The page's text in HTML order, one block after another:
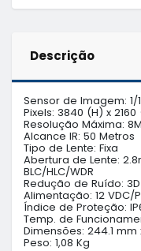
Descrição
Sensor de Imagem: 1/
Pixels: 3840 (H) x 2160
Resolução Máxima:
Alcance IR: 50 Metros
Tipo de Lente: Fixa
Abertura de Lente:
BLC/HLC/WDR
Redução de Ruído: 3D
Alimentação: 12 VDC/
Índice de Proteção:
Temp. de
Dimensões: 244.1 mm
Peso: 1,08 Kg